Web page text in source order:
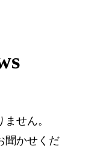
せん。
聞かせくだ